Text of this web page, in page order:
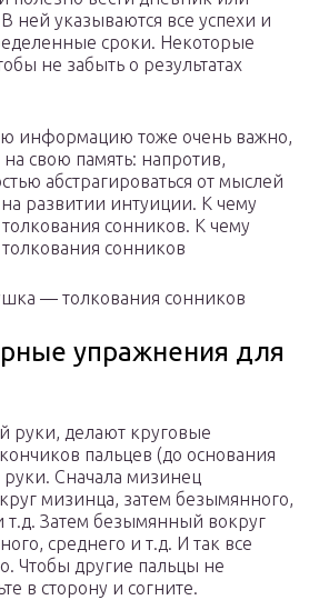
ней указываются все успехи и
сроки. Некоторые
не забыть о результатах
информацию тоже очень важно,
на свою память: напротив,
абстрагироваться от мыслей
на развитии интуиции. К чему
сонников. К чему
сонников
— толкования сонников
упражнения для
руки, делают круговые
пальцев (до основания
руки. Сначала мизинец
мизинца, затем безымянного,
т.д. Затем безымянный вокруг
среднего и т.д. И так все
Чтобы другие пальцы не
в сторону и согните.